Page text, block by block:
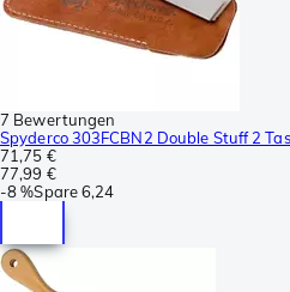
7 Bewertungen
Spyderco 303FCBN2 Double Stuff 2
71,75 €
77,99 €
-8 %Spare6,24